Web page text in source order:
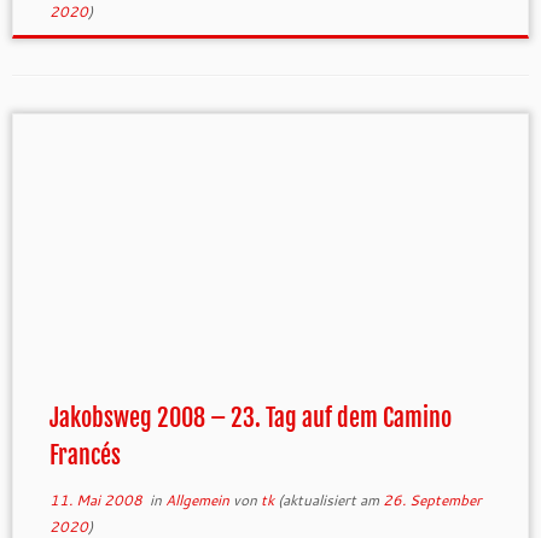
2020)
Jakobsweg 2008 – 23. Tag auf dem Camino
Francés
11. Mai 2008in Allgemein von tk(aktualisiert am 26. September
2020)